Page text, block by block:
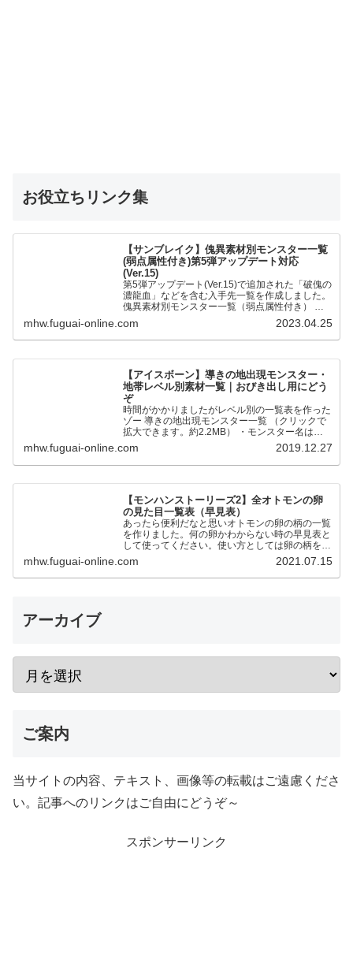
お役立ちリンク集
【サンブレイク】傀異素材別モンスター一覧
(弱点属性付き)第5弾アップデート対応
(Ver.15)
第5弾アップデート(Ver.15)で追加された「破傀の
濃龍血」などを含む入手先一覧を作成しました。
傀異素材別モンスター一覧（弱点属性付き） 全
モンスターの傀異化した〇〇素材と弱点属性をま
とめました。…
mhw.fuguai-online.com 2023.04.25
【アイスボーン】導きの地出現モンスター・
地帯レベル別素材一覧｜おびき出し用にどう
ぞ
時間がかかりましたがレベル別の一覧表を作った
ゾー 導きの地出現モンスター一覧 （クリックで
拡大できます。約2.2MB） ・モンスター名は五
十音順です ・●が通常個体、★が歴戦個体です。
・地帯レベルの…
mhw.fuguai-online.com 2019.12.27
【モンハンストーリーズ2】全オトモンの卵
の見た目一覧表（早見表）
あったら便利だなと思いオトモンの卵の柄の一覧
を作りました。何の卵かわからない時の早見表と
して使ってください。使い方としては卵の柄を元
に同じ色合いの卵を探す形です。 2023年1月18
日リオレイア希少種…
mhw.fuguai-online.com 2021.07.15
アーカイブ
ご案内
当サイトの内容、テキスト、画像等の転載はご遠慮くださ
い。記事へのリンクはご自由にどうぞ～
スポンサーリンク